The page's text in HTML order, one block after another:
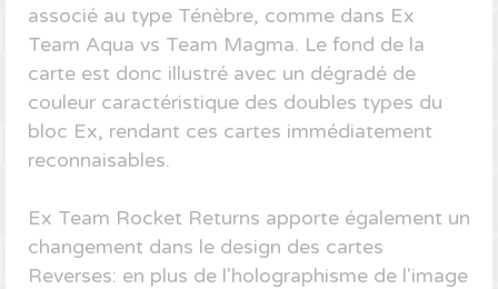
associé au type Ténèbre, comme dans Ex
Team Aqua vs Team Magma. Le fond de la
carte est donc illustré avec un dégradé de
couleur caractéristique des doubles types du
bloc Ex, rendant ces cartes immédiatement
reconnaisables.
Ex Team Rocket Returns apporte également un
changement dans le design des cartes
Reverses: en plus de l'holographisme de l'image